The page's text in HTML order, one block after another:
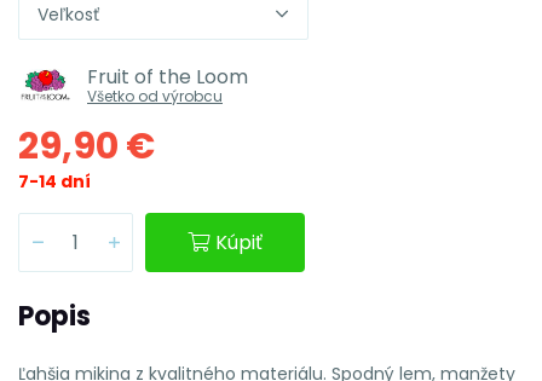
Veľkosť
Fruit of the Loom
Všetko od výrobcu
29,90 €
7-14 dní
Kúpiť
Popis
Ľahšia mikina z kvalitného materiálu. Spodný lem, manžety